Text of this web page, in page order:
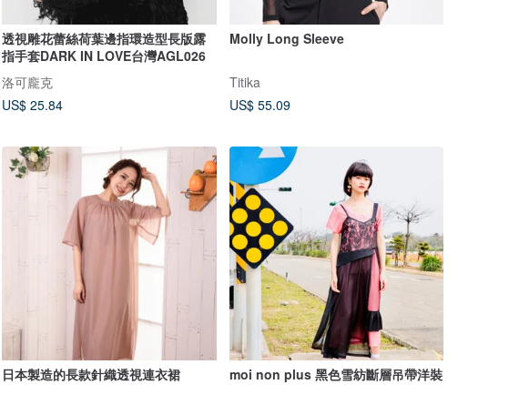
透視雕花蕾絲荷葉邊指環造型長版露
指手套DARK IN LOVE台灣AGL026
洛可龐克
US$ 25.84
Molly Long Sleeve
Titika
US$ 55.09
日本製造的長款針織透視連衣裙 moi non plus 黑色雪紡斷層吊帶洋裝